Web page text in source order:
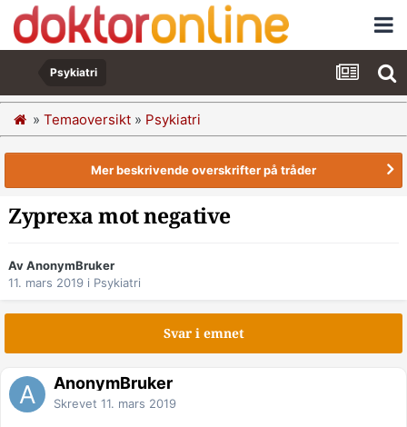
Psykiatri
» Temaoversikt » Psykiatri
Mer beskrivende overskrifter på tråder
Zyprexa mot negative
Av AnonymBruker
11. mars 2019 i Psykiatri
Svar i emnet
AnonymBruker
Skrevet 11. mars 2019